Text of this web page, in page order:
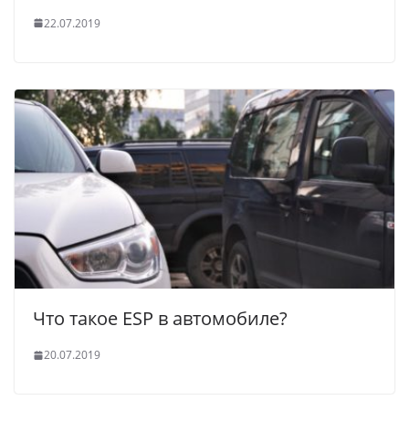
22.07.2019
Что такое ESP в автомобиле?
20.07.2019